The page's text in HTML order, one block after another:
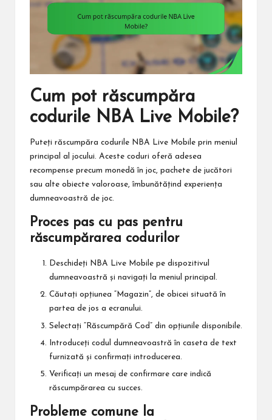
Cum pot răscumpăra
codurile NBA Live Mobile?
Puteți răscumpăra codurile NBA Live Mobile prin meniul
principal al jocului. Aceste coduri oferă adesea
recompense precum monedă în joc, pachete de jucători
sau alte obiecte valoroase, îmbunătățind experiența
dumneavoastră de joc.
Proces pas cu pas pentru
răscumpărarea codurilor
Deschideți NBA Live Mobile pe dispozitivul
dumneavoastră și navigați la meniul principal.
Căutați opțiunea “Magazin”, de obicei situată în
partea de jos a ecranului.
Selectați “Răscumpără Cod” din opțiunile disponibile.
Introduceți codul dumneavoastră în caseta de text
furnizată și confirmați introducerea.
Verificați un mesaj de confirmare care indică
răscumpărarea cu succes.
Probleme comune la